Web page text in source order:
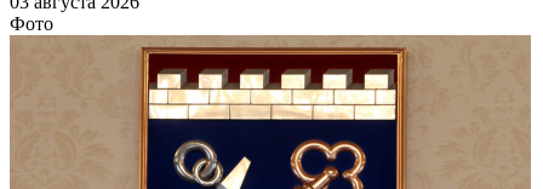
Фото